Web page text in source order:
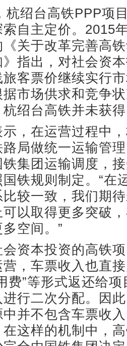
绍台高铁PPP项
自主定价。2015
关于改革完善高
指出，对社会资
客票价继续实行
市场供求和竞争
绍台高铁并未获
在运营过程中，
局做统一运输管
集团运输调度，
铁规则制定。“在
较一致，我们期
以取得更多突破
空间。”
本投资的高铁项
，车票收入也直
费”等形式返还给
行二次分配。因
并不包含车票收
这样的机制中，